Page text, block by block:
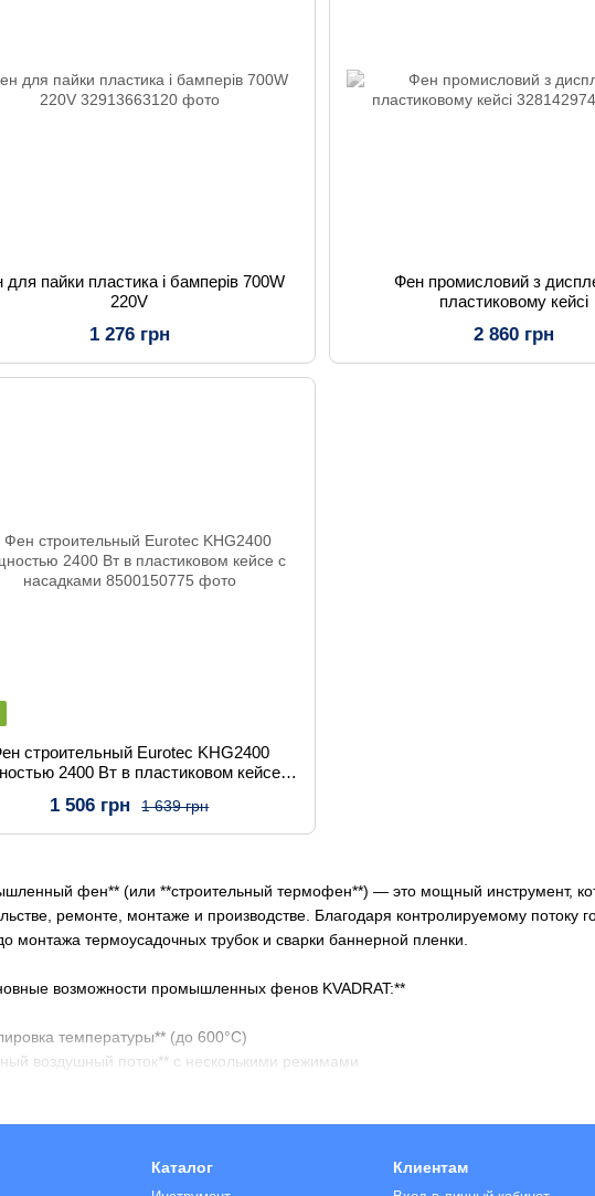
фен** (или **строительный термофен**) — это мощный инструмент,
ремонте, монтаже и производстве. Благодаря контролируемому потоку
монтажа термоусадочных трубок и сварки баннерной пленки.
возможности промышленных фенов KVADRAT:**
температуры** (до 600°C)
воздушный поток** с несколькими режимами
для пайки пластика і бамперів 700W
220V
1 276 грн
Фен промисловий з
пластиковому кейсі
2 860 грн
строительный Eurotec KHG2400
2400 Вт в пластиковом кейсе с
1 639 грн
1 506 грн
Каталог Клиентам